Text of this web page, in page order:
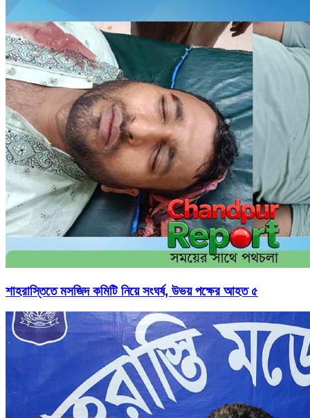
শাহরাস্তিতে মসজিদ কমিটি নিয়ে সংঘর্ষ, উভয় পক্ষের আহত ৫